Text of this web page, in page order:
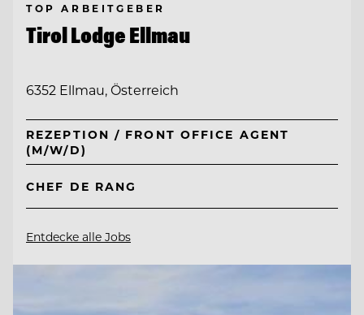
TOP ARBEITGEBER
Tirol Lodge Ellmau
6352 Ellmau, Österreich
REZEPTION / FRONT OFFICE AGENT
(M/W/D)
CHEF DE RANG
Entdecke alle Jobs